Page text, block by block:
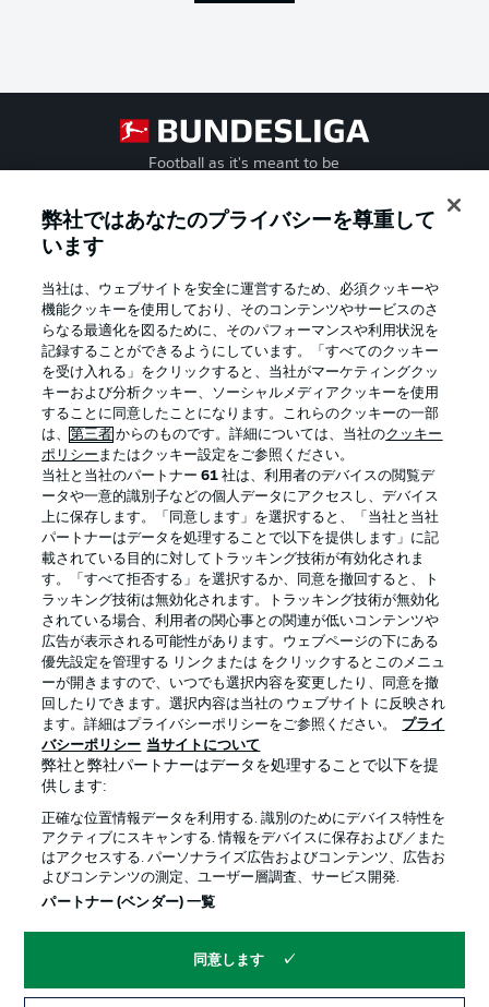
Football as it's meant to be
Official Partners
プライバシー・ポリシー 優先設定を管理する
利用条件 放送局
求人 選手
当サイトについて
© 2026 Bundesliga-Gruppe GmbH
言語をお選びください
弊社ではあなたのプライバシーを尊重して
います
当社は、ウェブサイトを安全に運営するため、必須クッキーや
機能クッキーを使用しており、そのコンテンツやサービスのさ
らなる最適化を図るために、そのパフォーマンスや利用状況を
記録することができるようにしています。「すべてのクッキー
を受け入れる」をクリックすると、当社がマーケティングクッ
キーおよび分析クッキー、ソーシャルメディアクッキーを使用
することに同意したことになります。これらのクッキーの一部
は、第三者 からのものです。詳細については、当社のクッキー
ポリシー またはクッキー設定をご参照ください。
当社と当社のパートナー61 社は、利用者のデバイスの閲覧デ
ータや一意的識別子などの個人データにアクセスし、デバイス
上に保存します。「同意します」を選択すると、「当社と当社
パートナーはデータを処理することで以下を提供します」に記
載されている目的に対してトラッキング技術が有効化されま
す。「すべて拒否する」を選択するか、同意を撤回すると、ト
ラッキング技術は無効化されます。トラッキング技術が無効化
されている場合、利用者の関心事との関連が低いコンテンツや
広告が表示される可能性があります。ウェブページの下にある
優先設定を管理する リンクまたは をクリックするとこのメニュ
ーが開きますので、いつでも選択内容を変更したり、同意を撤
回したりできます。選択内容は当社の ウェブサイト に反映され
ます。詳細はプライバシーポリシーをご参照ください。
プライ
バシーポリシー 当サイトについて
弊社と弊社パートナーはデータを処理することで以下を提
供します:
正確な位置情報データを利用する. 識別のためにデバイス特性を
アクティブにスキャンする. 情報をデバイスに保存および／また
はアクセスする. パーソナライズ広告およびコンテンツ、広告お
よびコンテンツの測定、ユーザー層調査、サービス開発.
パートナー (ベンダー) 一覧
同意します